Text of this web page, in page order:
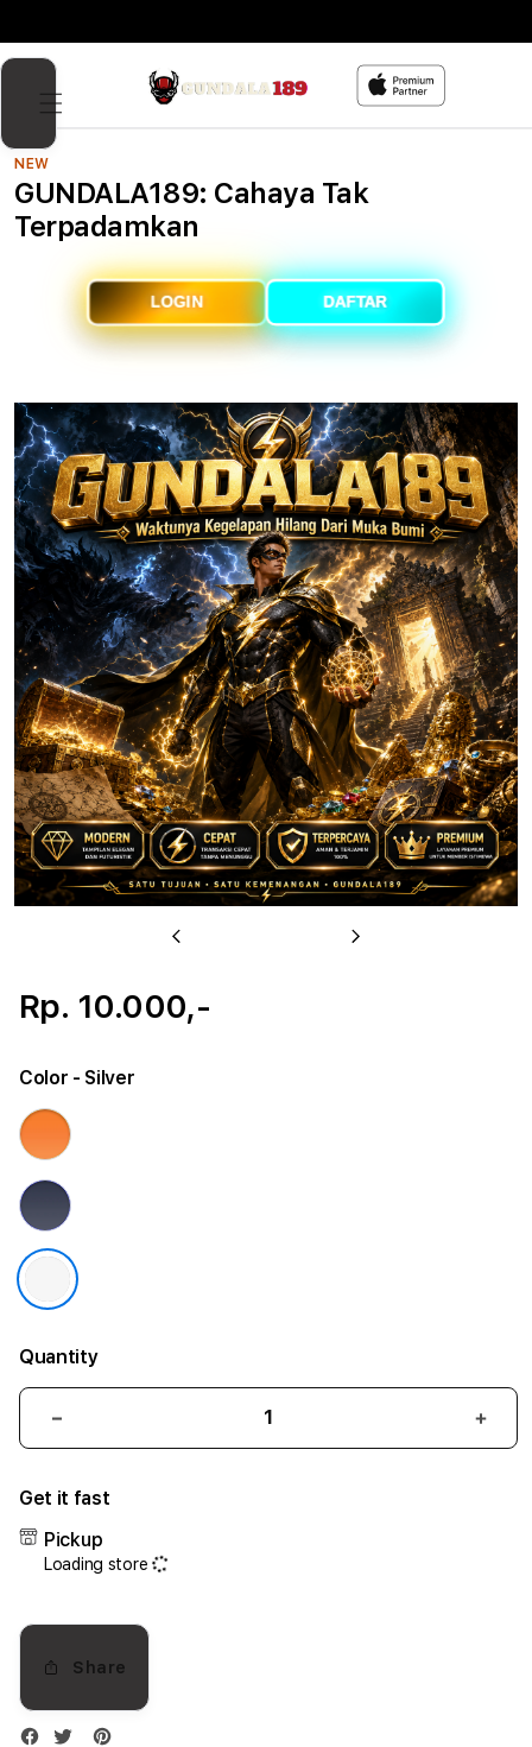
content
NEW
GUNDALA189: Cahaya Tak
Terpadamkan
LOGIN DAFTAR
Previous Next
Rp. 10.000,-
Color - Silver
Quantity
Decrease
quantity
iPhone
17
Air
1TB
Get it fast
Pickup
Loading store
Share